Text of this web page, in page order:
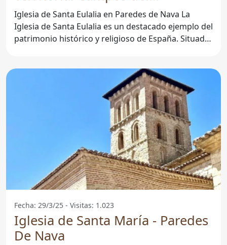
Renacimiento) - Paredes De
Nava
Iglesia de Santa Eulalia en Paredes de Nava La
Iglesia de Santa Eulalia es un destacado ejemplo del
patrimonio histórico y religioso de España. Situada
Fecha: 29/3/25 - Visitas: 1.023
Iglesia de Santa María - Paredes
De Nava